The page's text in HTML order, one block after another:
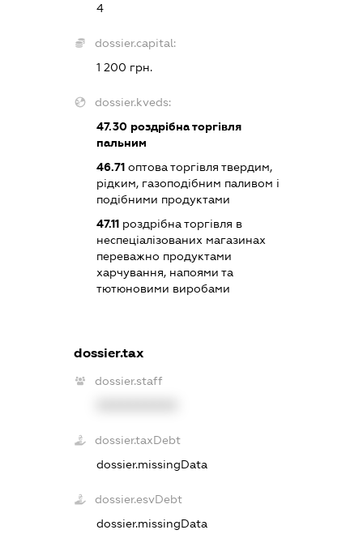
4
dossier.capital:
1 200 грн.
dossier.kveds:
47.30роздрібна торгівля
пальним
46.71оптова торгівля твердим,
рідким, газоподібним паливом і
подібними продуктами
47.11роздрібна торгівля в
неспеціалізованих магазинах
переважно продуктами
харчування, напоями та
тютюновими виробами
dossier.tax
dossier.staff
dossier.taxDebt
dossier.missingData
dossier.esvDebt
dossier.missingData